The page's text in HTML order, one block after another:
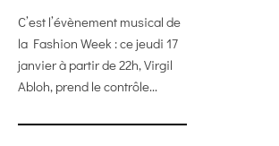
C’est l’évènement musical de
la Fashion Week : ce jeudi 17
janvier à partir de 22h, Virgil
Abloh, prend le contrôle...